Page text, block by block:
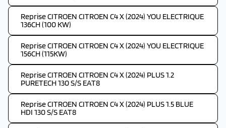
Reprise CITROEN CITROEN C4 X (2024) YOU ELECTRIQUE
136CH (100 KW)
Reprise CITROEN CITROEN C4 X (2024) YOU ELECTRIQUE
156CH (115KW)
Reprise CITROEN CITROEN C4 X (2024) PLUS 1.2
PURETECH 130 S/S EAT8
Reprise CITROEN CITROEN C4 X (2024) PLUS 1.5 BLUE
HDI 130 S/S EAT8